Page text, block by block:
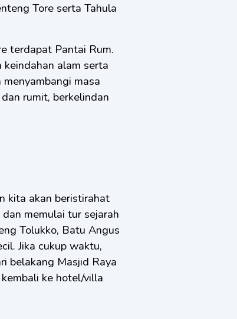
Tore serta Tahula
terdapat Pantai Rum.
alam serta
masa
rumit, berkelindan
kita akan beristirahat
memulai tur sejarah
Tolukko, Batu Angus
Jika cukup waktu,
belakang Masjid Raya
ke hotel/villa